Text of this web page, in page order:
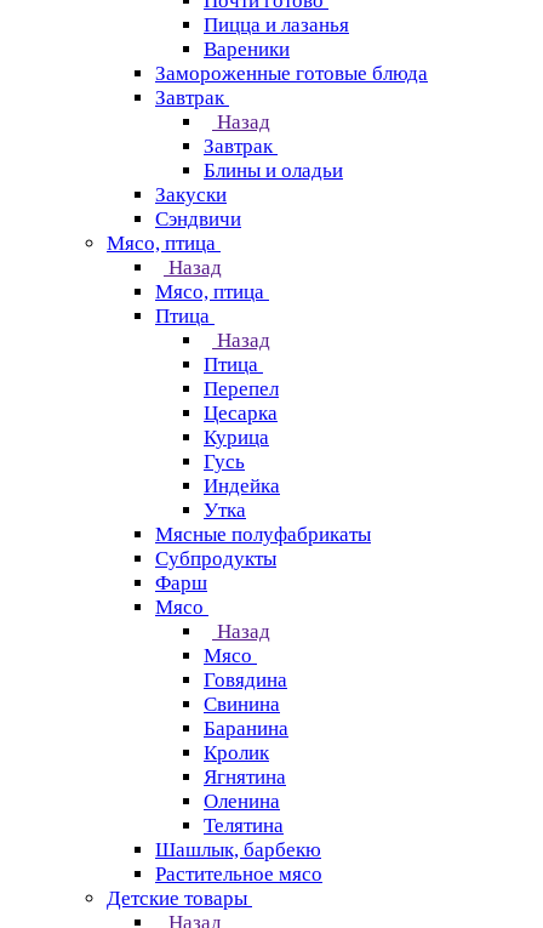
Пицца и лазанья
Вареники
Замороженные готовые блюда
Завтрак
Назад
Завтрак
Блины и оладьи
Закуски
Сэндвичи
Мясо, птица
Назад
Мясо, птица
Птица
Назад
Птица
Перепел
Цесарка
Курица
Гусь
Индейка
Утка
Мясные полуфабрикаты
Субпродукты
Фарш
Мясо
Назад
Мясо
Говядина
Свинина
Баранина
Кролик
Ягнятина
Оленина
Телятина
Шашлык, барбекю
Растительное мясо
Детские товары
Назад